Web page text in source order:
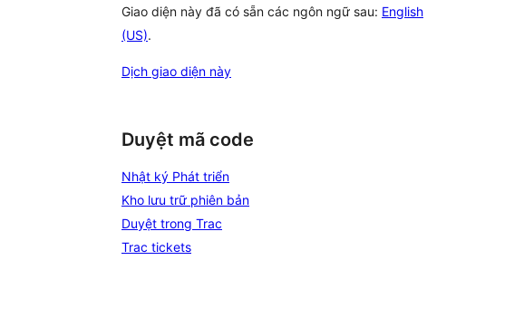
Giao diện này đã có sẵn các ngôn ngữ sau: English
(US).
Dịch giao diện này
Duyệt mã code
Nhật ký Phát triển
Kho lưu trữ phiên bản
Duyệt trong Trac
Trac tickets